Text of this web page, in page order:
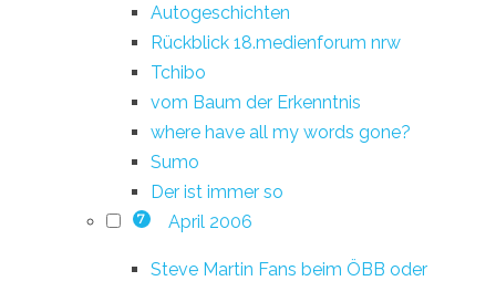
Autogeschichten
Rückblick 18.medienforum nrw
Tchibo
vom Baum der Erkenntnis
where have all my words gone?
Sumo
Der ist immer so
7 April 2006
Steve Martin Fans beim ÖBB oder